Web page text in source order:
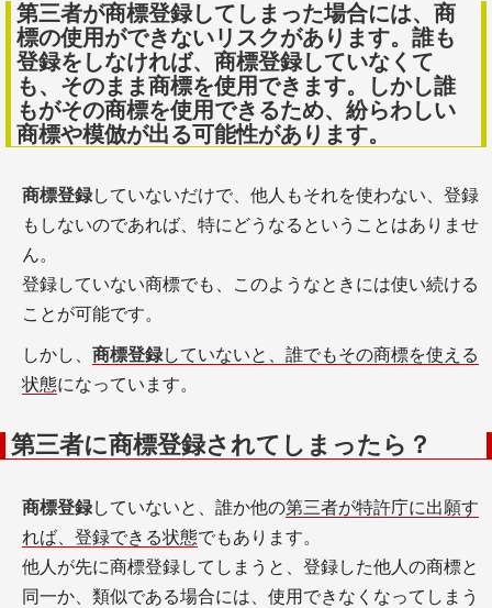
第三者が商標登録してしまった場合には、商
標の使用ができないリスクがあります。誰も
登録をしなければ、商標登録していなくて
も、そのまま商標を使用できます。しかし誰
もがその商標を使用できるため、紛らわしい
商標や模倣が出る可能性があります。
商標登録していないだけで、他人もそれを使わない、登録
もしないのであれば、特にどうなるということはありませ
ん。
登録していない商標でも、このようなときには使い続ける
ことが可能です。
しかし、 商標登録していないと、誰でもその商標を使える
状態になっています。
第三者に商標登録されてしまったら？
商標登録していないと、誰か他の第三者が特許庁に出願す
れば、登録できる状態でもあります。
他人が先に商標登録してしまうと、登録した他人の商標と
同一か、類似である場合には、使用できなくなってしまう